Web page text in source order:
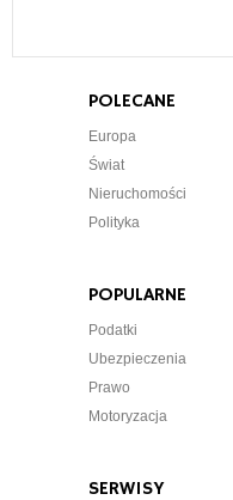
POLECANE
Europa
Świat
Nieruchomości
Polityka
POPULARNE
Podatki
Ubezpieczenia
Prawo
Motoryzacja
SERWISY